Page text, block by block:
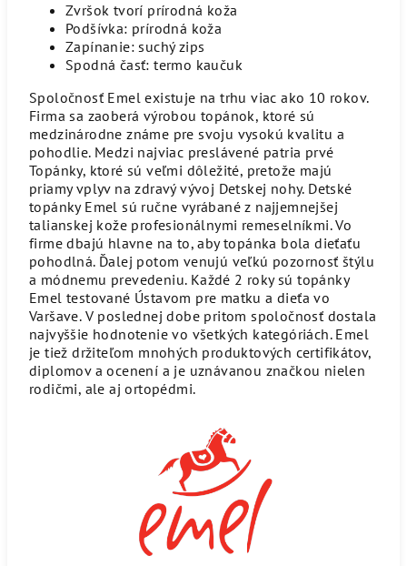
Zvršok tvorí prírodná koža
Podšívka: prírodná koža
Zapínanie: suchý zips
Spodná časť: termo kaučuk
Spoločnosť Emel existuje na trhu viac ako 10 rokov.
Firma sa zaoberá výrobou topánok, ktoré sú
medzinárodne známe pre svoju vysokú kvalitu a
pohodlie. Medzi najviac preslávené patria prvé
Topánky, ktoré sú veľmi dôležité, pretože majú
priamy vplyv na zdravý vývoj Detskej nohy. Detské
topánky Emel sú ručne vyrábané z najjemnejšej
talianskej kože profesionálnymi remeselníkmi. Vo
firme dbajú hlavne na to, aby topánka bola dieťaťu
pohodlná. Ďalej potom venujú veľkú pozornosť štýlu
a módnemu prevedeniu. Každé 2 roky sú topánky
Emel testované Ústavom pre matku a dieťa vo
Varšave. V poslednej dobe pritom spoločnosť dostala
najvyššie hodnotenie vo všetkých kategóriách. Emel
je tiež držiteľom mnohých produktových certifikátov,
diplomov a ocenení a je uznávanou značkou nielen
rodičmi, ale aj ortopédmi.